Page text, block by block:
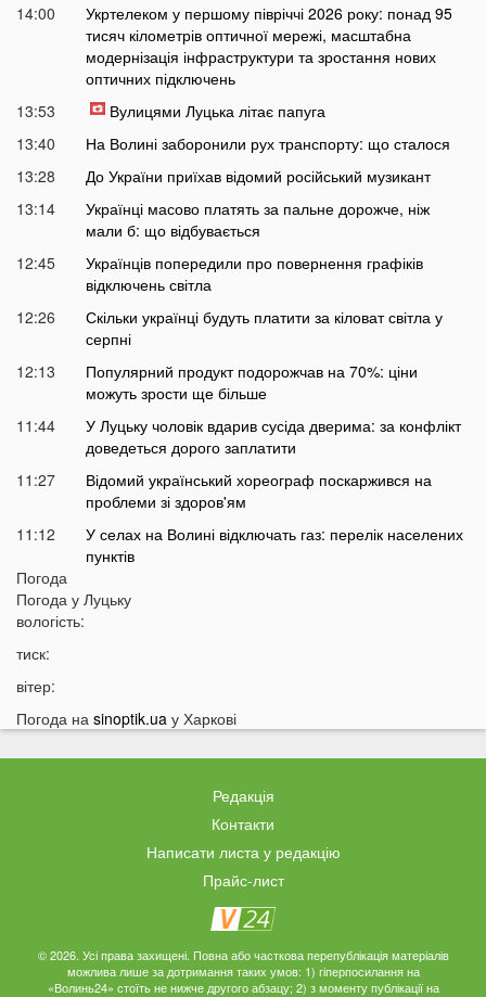
14:00
Укртелеком у першому півріччі 2026 року: понад 95
тисяч кілометрів оптичної мережі, масштабна
модернізація інфраструктури та зростання нових
оптичних підключень
13:53
Вулицями Луцька літає папуга
13:40
На Волині заборонили рух транспорту: що сталося
13:28
До України приїхав відомий російський музикант
13:14
Українці масово платять за пальне дорожче, ніж
мали б: що відбувається
12:45
Українців попередили про повернення графіків
відключень світла
12:26
Скільки українці будуть платити за кіловат світла у
серпні
12:13
Популярний продукт подорожчав на 70%: ціни
можуть зрости ще більше
11:44
У Луцьку чоловік вдарив сусіда дверима: за конфлікт
доведеться дорого заплатити
11:27
Відомий український хореограф поскаржився на
проблеми зі здоров'ям
11:12
У селах на Волині відключать газ: перелік населених
пунктів
10:56
10:43
10:11
На Волині два дні вируватиме аномалія
09:38
Українці можуть залишитися без пенсій через
Вночі на Волині горіла «Єва»
Українців закликали якнайшвидше виїжджати з
Що відомо про нічну атаку РФ по Україні
Українців закликали перебувати вдома: у чому
причина
Погода
Погода у Луцьку
вологість:
тиск:
вітер:
Погода на sinoptik.ua у Харкові
Редакція
Контакти
Написати листа у редакцію
Прайс-лист
© 2026. Усі права захищені. Повна або часткова перепублікація матеріалів
можлива лише за дотримання таких умов: 1) гіперпосилання на
«Волинь24» стоїть не нижче другого абзацу; 2) з моменту публікації на